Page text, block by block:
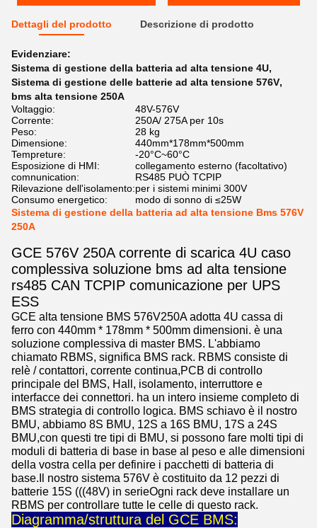
Dettagli del prodotto Descrizione di prodotto
Evidenziare:
Sistema di gestione della batteria ad alta tensione 4U,
Sistema di gestione delle batterie ad alta tensione 576V,
bms alta tensione 250A
Voltaggio:
48V-576V
Corrente:
250A/ 275A per 10s
Peso:
28 kg
Dimensione:
440mm*178mm*500mm
Tempreture:
-20°C~60°C
Esposizione di HMI:
collegamento esterno (facoltativo)
comnunication:
RS485 PUÒ TCPIP
Rilevazione dell'isolamento:per i sistemi minimi 300V
Consumo energetico:
modo di sonno di ≤25W
Sistema di gestione della batteria ad alta tensione Bms 576V
250A
GCE 576V 250A corrente di scarica 4U caso
complessiva soluzione bms ad alta tensione
rs485 CAN TCPIP comunicazione per UPS
ESS
GCE alta tensione BMS 576V250A adotta 4U cassa di
ferro con 440mm * 178mm * 500mm dimensioni. è una
soluzione complessiva di master BMS. L'abbiamo
chiamato RBMS, significa BMS rack. RBMS consiste di
relè / contattori, corrente continua,PCB di controllo
principale del BMS, Hall, isolamento, interruttore e
interfacce dei connettori. ha un intero insieme completo di
BMS strategia di controllo logica. BMS schiavo è il nostro
BMU, abbiamo 8S BMU, 12S a 16S BMU, 17S a 24S
BMU,con questi tre tipi di BMU, si possono fare molti tipi di
moduli di batteria di base in base al peso e alle dimensioni
della vostra cella per definire i pacchetti di batteria di
base.Il nostro sistema 576V è costituito da 12 pezzi di
batterie 15S (((48V) in serieOgni rack deve installare un
RBMS per controllare tutte le celle di questo rack.
Diagramma/struttura del GCE BMS: